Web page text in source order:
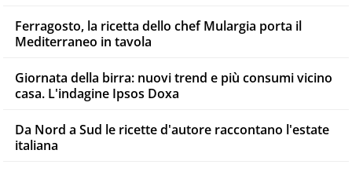
Ferragosto, la ricetta dello chef Mulargia porta il
Mediterraneo in tavola
Giornata della birra: nuovi trend e più consumi vicino
casa. L'indagine Ipsos Doxa
Da Nord a Sud le ricette d'autore raccontano l'estate
italiana